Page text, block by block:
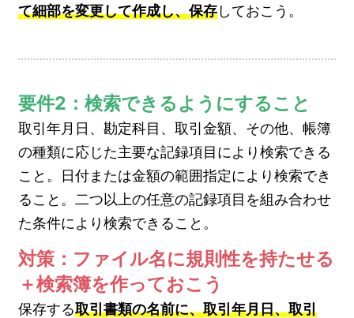
て細部を変更して作成し、保存しておこう。
要件2：検索できるようにすること
取引年月日、勘定科目、取引金額、その他、帳簿
の種類に応じた主要な記録項目により検索できる
こと。日付または金額の範囲指定により検索でき
ること。二つ以上の任意の記録項目を組み合わせ
た条件により検索できること。
対策：ファイル名に規則性を持たせる
＋検索簿を作っておこう
保存する取引書類の名前に、取引年月日、取引